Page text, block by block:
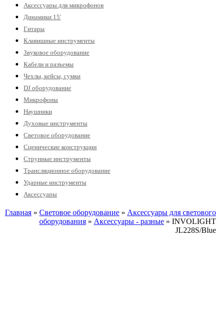
Аксессуары для микрофонов
Динамики 15'
Гитары
Клавишные инструменты
Звуковое оборудование
Кабели и разъемы
Чехлы, кейсы, сумки
DJ оборудование
Микрофоны
Наушники
Духовые инструменты
Световое оборудование
Сценические конструкции
Струнные инструменты
Трансляционное оборудование
Ударные инструменты
Аксессуары
Главная » Световое оборудование » Аксессуары для светового
оборудования » Аксессуары - разные » INVOLIGHT
JL228S/Blue